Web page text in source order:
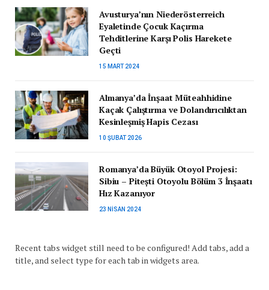
Avusturya’nın Niederösterreich
Eyaletinde Çocuk Kaçırma
Tehditlerine Karşı Polis Harekete
Geçti
15 MART 2024
Almanya’da İnşaat Müteahhidine
Kaçak Çalıştırma ve Dolandırıcılıktan
Kesinleşmiş Hapis Cezası
10 ŞUBAT 2026
Romanya’da Büyük Otoyol Projesi:
Sibiu – Pitești Otoyolu Bölüm 3 İnşaatı
Hız Kazanıyor
23 NISAN 2024
Recent tabs widget still need to be configured! Add tabs, add a
title, and select type for each tab in widgets area.